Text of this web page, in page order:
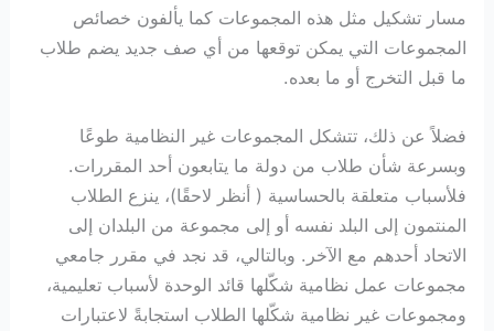
مسار تشكيل مثل هذه المجموعات كما يألفون خصائص
المجموعات التي يمكن توقعها من أي صف جديد يضم طلاب
ما قبل التخرج أو ما بعده.
فضلاً عن ذلك، تتشكل المجموعات غير النظامية طوعًا
وبسرعة شأن طلاب من دولة ما يتابعون أحد المقررات.
فلأسباب متعلقة بالحساسية ( أنظر لاحقًا)، ينزع الطلاب
المنتمون إلى البلد نفسه أو إلى مجموعة من البلدان إلى
الاتحاد أحدهم مع الآخر. وبالتالي، قد نجد في مقرر جامعي
مجموعات عمل نظامية شكّلها قائد الوحدة لأسباب تعليمية،
ومجموعات غير نظامية شكّلها الطلاب استجابةً لاعتبارات